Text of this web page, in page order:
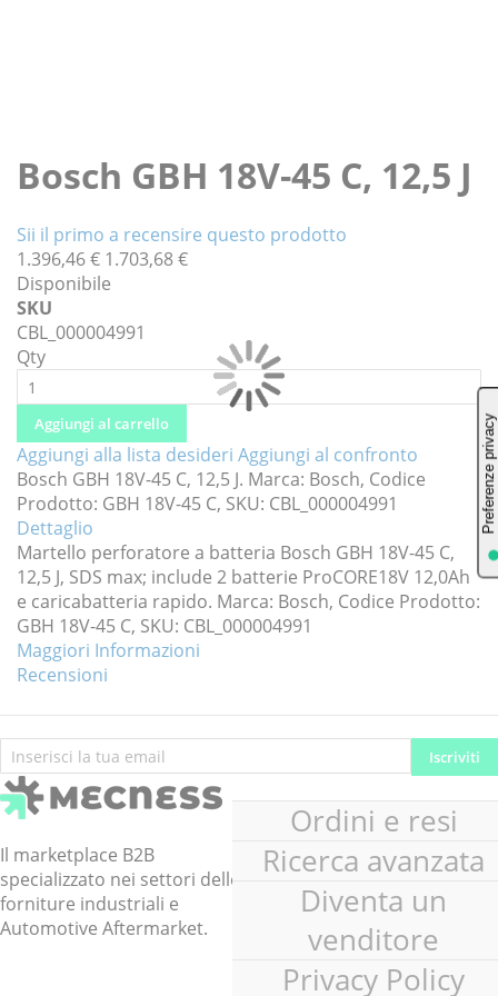
all'inizio
della
di
immagini
Bosch GBH 18V-45 C, 12,5 J
Sii il primo a recensire questo prodotto
1.396,46 € 1.703,68 €
Disponibile
SKU
CBL_000004991
Qty
Aggiungi al carrello
Aggiungi alla lista desideri Aggiungi al confronto
Bosch GBH 18V-45 C, 12,5 J. Marca: Bosch, Codice
Prodotto: GBH 18V-45 C, SKU: CBL_000004991
Dettaglio
Martello perforatore a batteria Bosch GBH 18V-45 C,
12,5 J, SDS max; include 2 batterie ProCORE18V 12,0Ah
e caricabatteria rapido. Marca: Bosch, Codice Prodotto:
GBH 18V-45 C, SKU: CBL_000004991
Maggiori Informazioni
Recensioni
Iscriviti
alla
nostra
Newsletter:
Iscriviti
Il marketplace B2B
specializzato nei settori delle
forniture industriali e
Automotive Aftermarket.
Ordini e resi
Ricerca avanzata
Diventa un
venditore
Privacy Policy